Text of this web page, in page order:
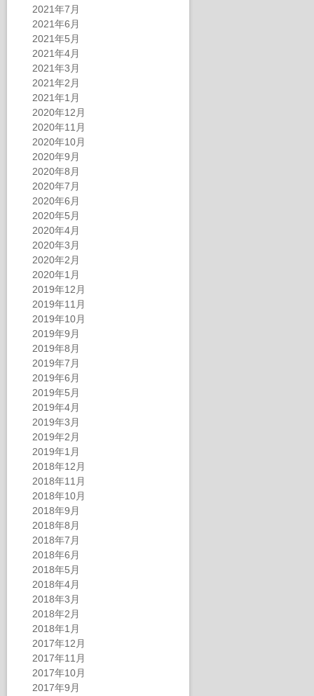
2021年7月
2021年6月
2021年5月
2021年4月
2021年3月
2021年2月
2021年1月
2020年12月
2020年11月
2020年10月
2020年9月
2020年8月
2020年7月
2020年6月
2020年5月
2020年4月
2020年3月
2020年2月
2020年1月
2019年12月
2019年11月
2019年10月
2019年9月
2019年8月
2019年7月
2019年6月
2019年5月
2019年4月
2019年3月
2019年2月
2019年1月
2018年12月
2018年11月
2018年10月
2018年9月
2018年8月
2018年7月
2018年6月
2018年5月
2018年4月
2018年3月
2018年2月
2018年1月
2017年12月
2017年11月
2017年10月
2017年9月